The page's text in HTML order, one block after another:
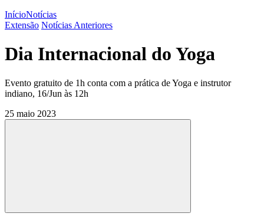
InícioNotícias
Extensão Notícias Anteriores
Dia Internacional do Yoga
Evento gratuito de 1h conta com a prática de Yoga e instrutor
indiano, 16/Jun às 12h
25 maio 2023
Compartilhar